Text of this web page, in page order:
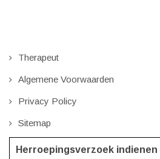
Therapeut
Algemene Voorwaarden
Privacy Policy
Sitemap
Herroepingsverzoek indienen